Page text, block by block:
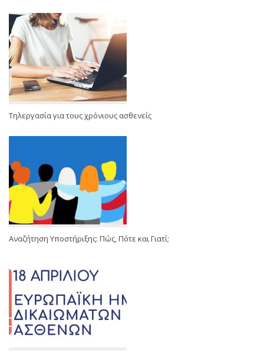
Τηλεργασία για τους χρόνιους ασθενείς
Αναζήτηση Υποστήριξης: Πώς, Πότε και Γιατί;